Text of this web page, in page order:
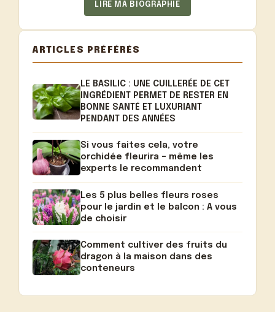
LIRE MA BIOGRAPHIE
ARTICLES PRÉFÉRÉS
LE BASILIC : UNE CUILLERÉE DE CET
INGRÉDIENT PERMET DE RESTER EN
BONNE SANTÉ ET LUXURIANT
PENDANT DES ANNÉES
Si vous faites cela, votre
orchidée fleurira – même les
experts le recommandent
Les 5 plus belles fleurs roses
pour le jardin et le balcon : A vous
de choisir
Comment cultiver des fruits du
dragon à la maison dans des
conteneurs